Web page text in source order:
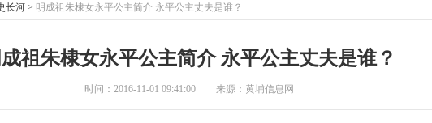
长河 > 明成祖朱棣女永平公主简介 永平公主丈夫是谁？
祖朱棣女永平公主简介 永平公主丈夫是谁？
时间：2016-11-01 09:41:00 来源：黄埔信息网